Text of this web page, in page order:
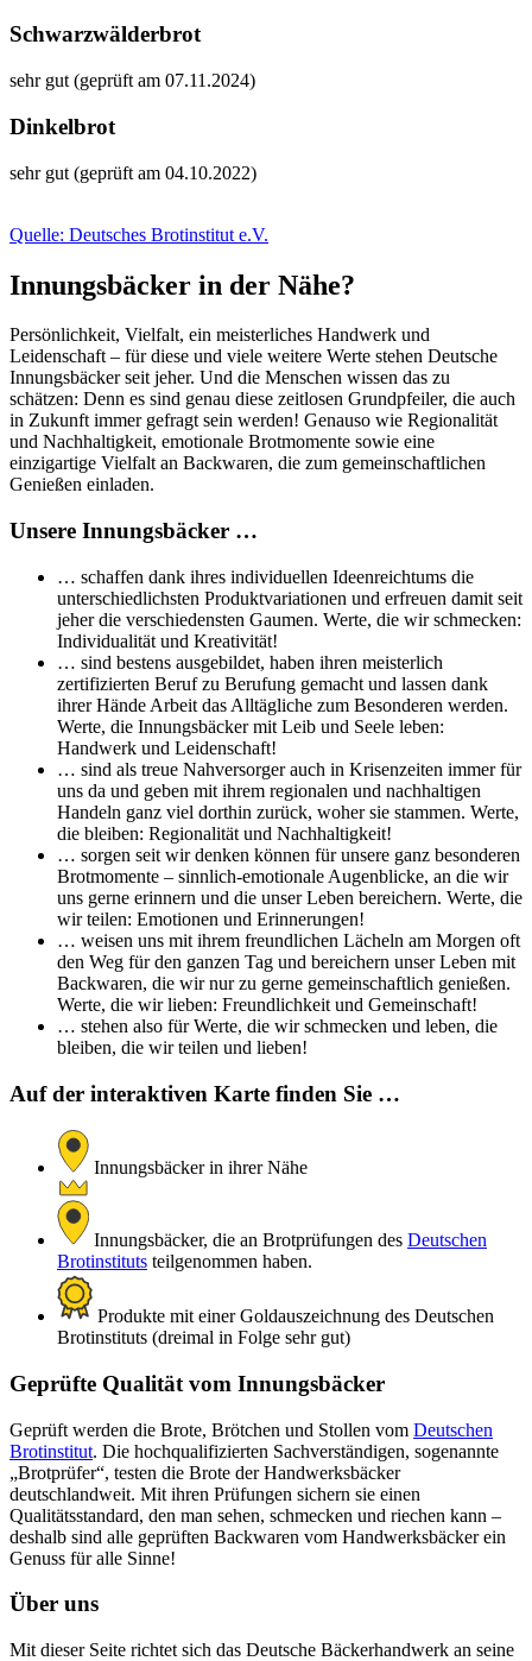
Schwarzwälderbrot
sehr gut (geprüft am 07.11.2024)
Dinkelbrot
sehr gut (geprüft am 04.10.2022)
Quelle: Deutsches Brotinstitut e.V.
Innungsbäcker in der Nähe?
Persönlichkeit, Vielfalt, ein meisterliches Handwerk und
Leidenschaft – für diese und viele weitere Werte stehen Deutsche
Innungsbäcker seit jeher. Und die Menschen wissen das zu
schätzen: Denn es sind genau diese zeitlosen Grundpfeiler, die auch
in Zukunft immer gefragt sein werden! Genauso wie Regionalität
und Nachhaltigkeit, emotionale Brotmomente sowie eine
einzigartige Vielfalt an Backwaren, die zum gemeinschaftlichen
Genießen einladen.
Unsere Innungsbäcker …
… schaffen dank ihres individuellen Ideenreichtums die
unterschiedlichsten Produktvariationen und erfreuen damit seit
jeher die verschiedensten Gaumen. Werte, die wir schmecken:
Individualität und Kreativität!
… sind bestens ausgebildet, haben ihren meisterlich
zertifizierten Beruf zu Berufung gemacht und lassen dank
ihrer Hände Arbeit das Alltägliche zum Besonderen werden.
Werte, die Innungsbäcker mit Leib und Seele leben:
Handwerk und Leidenschaft!
… sind als treue Nahversorger auch in Krisenzeiten immer für
uns da und geben mit ihrem regionalen und nachhaltigen
Handeln ganz viel dorthin zurück, woher sie stammen. Werte,
die bleiben: Regionalität und Nachhaltigkeit!
… sorgen seit wir denken können für unsere ganz besonderen
Brotmomente – sinnlich-emotionale Augenblicke, an die wir
uns gerne erinnern und die unser Leben bereichern. Werte, die
wir teilen: Emotionen und Erinnerungen!
… weisen uns mit ihrem freundlichen Lächeln am Morgen oft
den Weg für den ganzen Tag und bereichern unser Leben mit
Backwaren, die wir nur zu gerne gemeinschaftlich genießen.
Werte, die wir lieben: Freundlichkeit und Gemeinschaft!
… stehen also für Werte, die wir schmecken und leben, die
bleiben, die wir teilen und lieben!
Auf der interaktiven Karte finden Sie …
Innungsbäcker in ihrer Nähe
Innungsbäcker, die an Brotprüfungen des Deutschen
Brotinstituts teilgenommen haben.
Produkte mit einer Goldauszeichnung des Deutschen
Brotinstituts (dreimal in Folge sehr gut)
Geprüfte Qualität vom Innungsbäcker
Geprüft werden die Brote, Brötchen und Stollen vom Deutschen
Brotinstitut. Die hochqualifizierten Sachverständigen, sogenannte
„Brotprüfer“, testen die Brote der Handwerksbäcker
deutschlandweit. Mit ihren Prüfungen sichern sie einen
Qualitätsstandard, den man sehen, schmecken und riechen kann –
deshalb sind alle geprüften Backwaren vom Handwerksbäcker ein
Genuss für alle Sinne!
Über uns
Mit dieser Seite richtet sich das Deutsche Bäckerhandwerk an seine